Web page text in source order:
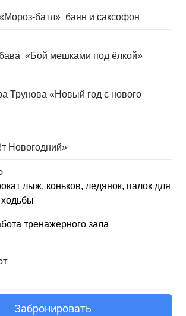
батл» баян и саксофон
«Бой мешками под ёлкой»
Трунова «Новый год с нового
Новогодний»
лыж, коньков, ледянок, палок для
ходьбы
тренажерного зала
Забронировать